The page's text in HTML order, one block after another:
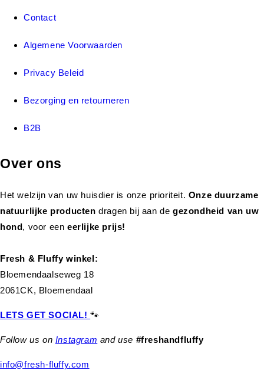
Contact
Algemene Voorwaarden
Privacy Beleid
Bezorging en retourneren
B2B
Over ons
Het welzijn van uw huisdier is onze prioriteit. Onze duurzame
natuurlijke productendragen bij aan de gezondheid van uw
hond, voor eeneerlijke prijs!
Fresh & Fluffy winkel:
Bloemendaalseweg 18
2061CK, Bloemendaal
LETS GET SOCIAL!🐾
Follow us on Instagram and use #freshandfluffy
info@fresh-fluffy.com